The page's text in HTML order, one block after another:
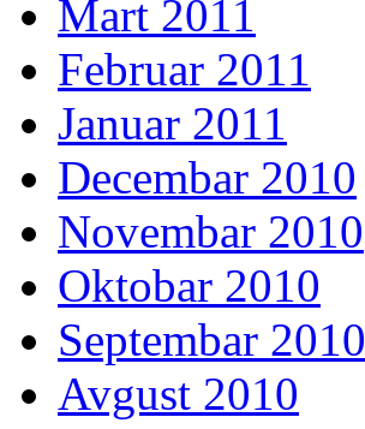
Mart 2011
Februar 2011
Januar 2011
Decembar 2010
Novembar 2010
Oktobar 2010
Septembar 2010
Avgust 2010